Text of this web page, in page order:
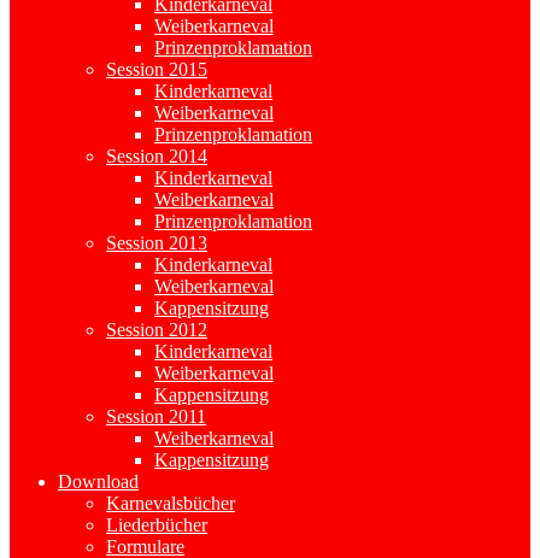
Kinderkarneval
Weiberkarneval
Prinzenproklamation
Session 2015
Kinderkarneval
Weiberkarneval
Prinzenproklamation
Session 2014
Kinderkarneval
Weiberkarneval
Prinzenproklamation
Session 2013
Kinderkarneval
Weiberkarneval
Kappensitzung
Session 2012
Kinderkarneval
Weiberkarneval
Kappensitzung
Session 2011
Weiberkarneval
Kappensitzung
Download
Karnevalsbücher
Liederbücher
Formulare